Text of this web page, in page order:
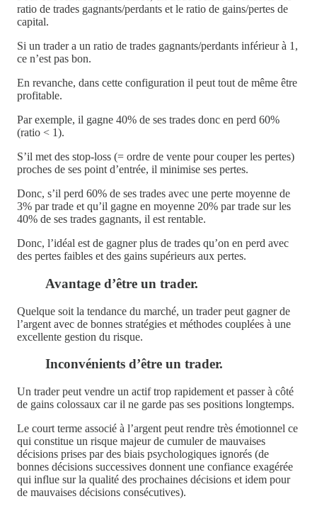
ratio de trades gagnants/perdants et le ratio de gains/pertes de
capital.
Si un trader a un ratio de trades gagnants/perdants inférieur à 1,
ce n’est pas bon.
En revanche, dans cette configuration il peut tout de même être
profitable.
Par exemple, il gagne 40% de ses trades donc en perd 60%
(ratio < 1).
S’il met des stop-loss (= ordre de vente pour couper les pertes)
proches de ses point d’entrée, il minimise ses pertes.
Donc, s’il perd 60% de ses trades avec une perte moyenne de
3% par trade et qu’il gagne en moyenne 20% par trade sur les
40% de ses trades gagnants, il est rentable.
Donc, l’idéal est de gagner plus de trades qu’on en perd avec
des pertes faibles et des gains supérieurs aux pertes.
Avantage d’être un trader.
Quelque soit la tendance du marché, un trader peut gagner de
l’argent avec de bonnes stratégies et méthodes couplées à une
excellente gestion du risque.
Inconvénients d’être un trader.
Un trader peut vendre un actif trop rapidement et passer à côté
de gains colossaux car il ne garde pas ses positions longtemps.
Le court terme associé à l’argent peut rendre très émotionnel ce
qui constitue un risque majeur de cumuler de mauvaises
décisions prises par des biais psychologiques ignorés (de
bonnes décisions successives donnent une confiance exagérée
qui influe sur la qualité des prochaines décisions et idem pour
de mauvaises décisions consécutives).